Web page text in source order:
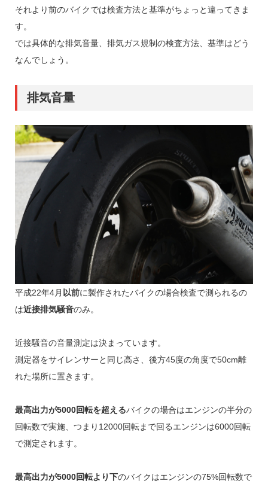
それより前のバイクでは検査方法と基準がちょっと違ってきま
す。
では具体的な排気音量、排気ガス規制の検査方法、基準はどう
なんでしょう。
排気音量
平成22年4月 以前に製作されたバイクの場合検査で測られるの
は近接排気騒音のみ。
近接騒音の音量測定は決まっています。
測定器をサイレンサーと同じ高さ、後方45度の角度で50cm離
れた場所に置きます。
最高出力が5000回転を超えるバイクの場合はエンジンの半分の
回転数で実施、つまり12000回転まで回るエンジンは6000回転
で測定されます。
最高出力が5000回転より下のバイクはエンジンの75%回転数で